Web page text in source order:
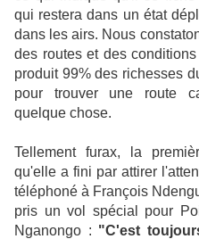
qui restera dans un état
dans les airs. Nous
des routes et des
produit 99% des richesses
pour trouver une route
quelque chose.
Tellement furax, la
qu'elle a fini par attirer
téléphoné à François
pris un vol spécial pour
Nganongo : "C'est